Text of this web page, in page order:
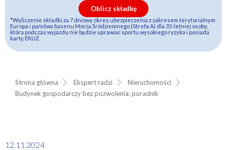
Oblicz składkę
*Wyliczenie składki za 7 dniowy okres ubezpieczenia z zakresem terytorialnym
Europa i państwa basenu Morza Śródziemnego (Strefa A) dla 35-letniej osoby,
która podczas wyjazdu nie będzie uprawiać sportu wysokiego ryzyka i posiada
kartę EKUZ.
Strona główna Ekspert radzi
Nieruchomości
Budynek gospodarczy bez pozwolenia: poradnik
12.11.2024